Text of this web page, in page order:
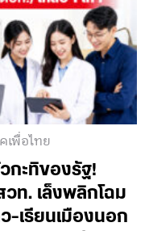
เพื่อไทย
ะทิของรัฐ!
ท. เล็งพลิกโฉม
-เรียนเมืองนอก